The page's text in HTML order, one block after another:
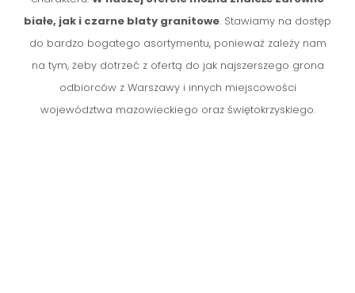
białe, jak i czarne blaty granitowe. Stawiamy na dostęp
do bardzo bogatego asortymentu, ponieważ zależy nam
na tym, żeby dotrzeć z ofertą do jak najszerszego grona
odbiorców z Warszawy i innych miejscowości
województwa mazowieckiego oraz świętokrzyskiego.